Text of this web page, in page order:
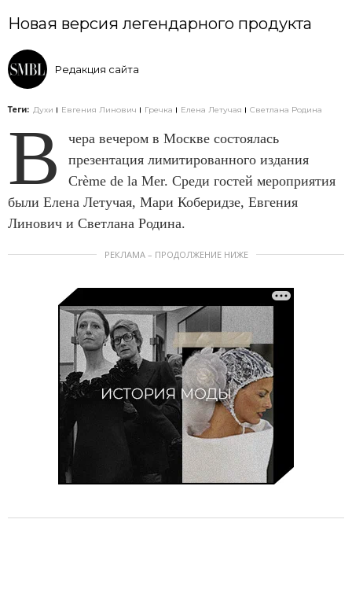
Новая версия легендарного продукта
Редакция сайта
Теги: Духи Евгения Линович Гречка Елена Летучая Светлана Родина
В
чера вечером в Москве состоялась
презентация лимитированного издания
Crème de la Mer. Среди гостей мероприятия
были Елена Летучая, Мари Коберидзе, Евгения
Линович и Светлана Родина.
РЕКЛАМА – ПРОДОЛЖЕНИЕ НИЖЕ